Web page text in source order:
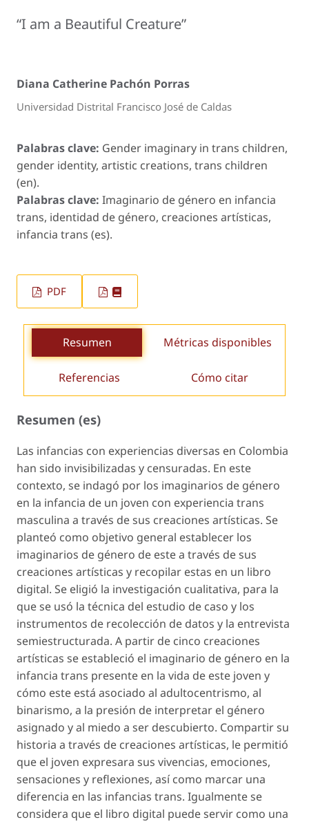
“I am a Beautiful Creature”
Diana Catherine Pachón Porras
Universidad Distrital Francisco José de Caldas
Palabras clave: Gender imaginary in trans children,
gender identity, artistic creations, trans children
(en).
Palabras clave: Imaginario de género en infancia
trans, identidad de género, creaciones artísticas,
infancia trans (es).
PDF
Resumen Métricas disponibles
Referencias Cómo citar
Resumen (es)
Las infancias con experiencias diversas en Colombia
han sido invisibilizadas y censuradas. En este
contexto, se indagó por los imaginarios de género
en la infancia de un joven con experiencia trans
masculina a través de sus creaciones artísticas. Se
planteó como objetivo general establecer los
imaginarios de género de este a través de sus
creaciones artísticas y recopilar estas en un libro
digital. Se eligió la investigación cualitativa, para la
que se usó la técnica del estudio de caso y los
instrumentos de recolección de datos y la entrevista
semiestructurada. A partir de cinco creaciones
artísticas se estableció el imaginario de género en la
infancia trans presente en la vida de este joven y
cómo este está asociado al adultocentrismo, al
binarismo, a la presión de interpretar el género
asignado y al miedo a ser descubierto. Compartir su
historia a través de creaciones artísticas, le permitió
que el joven expresara sus vivencias, emociones,
sensaciones y reflexiones, así como marcar una
diferencia en las infancias trans. Igualmente se
considera que el libro digital puede servir como una